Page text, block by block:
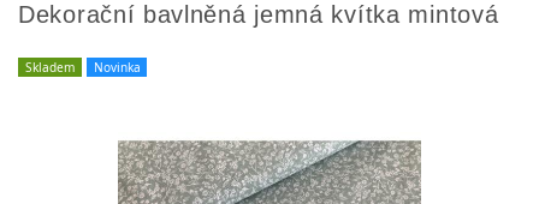
Dekorační bavlněná jemná kvítka mintová
Skladem Novinka